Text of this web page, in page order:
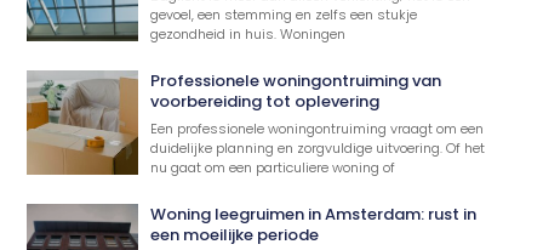
gevoel, een stemming en zelfs een stukje
gezondheid in huis. Woningen
Professionele woningontruiming van
voorbereiding tot oplevering
Een professionele woningontruiming vraagt om een
duidelijke planning en zorgvuldige uitvoering. Of het
nu gaat om een particuliere woning of
Woning leegruimen in Amsterdam: rust in
een moeilijke periode